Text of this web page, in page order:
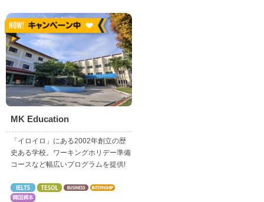
MK Education
「イロイロ」にある2002年創立の歴
史ある学校。ワーキングホリデー準備
コースなど幅広いプログラムを提供!